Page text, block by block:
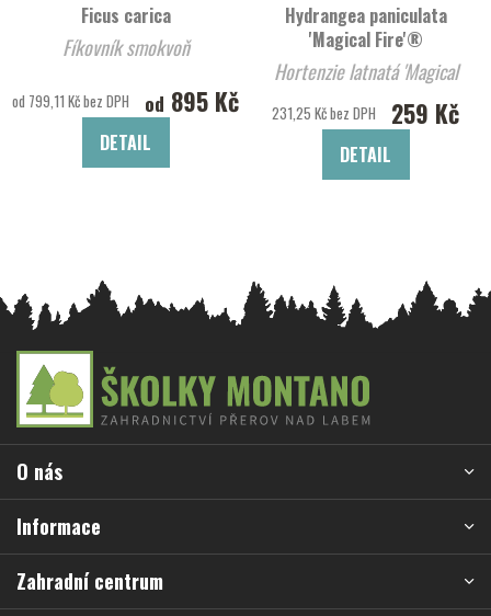
Ficus carica
Fíkovník smokvoň
od 799,11 Kč bez DPH od 895 Kč
DETAIL
Hydrangea paniculata
'Magical Fire'®
Hortenzie latnatá 'Magical
231,25 Kč bez DPH 259 Kč
DETAIL
a
í
O nás
Informace
Zahradní centrum